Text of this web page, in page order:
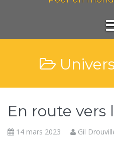
En route vers
14 mars 2023 Gil